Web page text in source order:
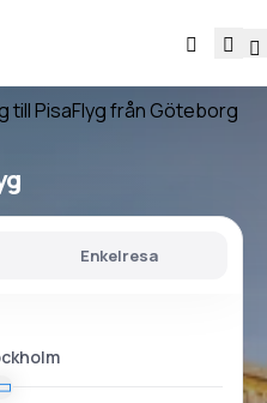
till PisaFlyg från Göteborg
Enkelresa